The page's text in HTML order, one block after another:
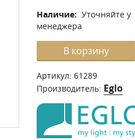
Наличие: Уточняйте у
менеджера
В корзину
Артикул: 61289
Производитель: Eglo